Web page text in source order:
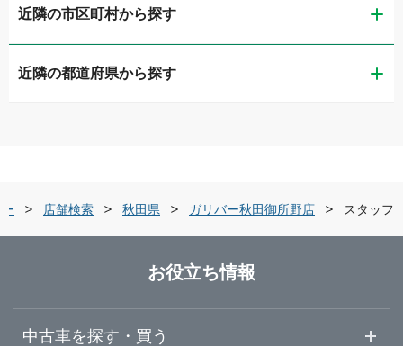
ガリバーアウトレット秋田広面店
ガリバーミニクル秋田茨島店
ガリバー秋田御所野店
ガリバー車検 秋田御所野店
ガリバー横手店
近隣の市区町村から探す
秋田市
近隣の都道府県から探す
店舗検索 秋田県 ガリバー秋田御所野店 スタッフ
お役立ち情報
中古車を探す・買う